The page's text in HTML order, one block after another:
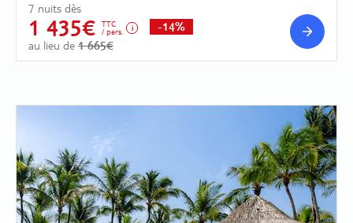
7 nuits dès
1 435€
TTC
/ pers.
au lieu de 1 665€
-14%